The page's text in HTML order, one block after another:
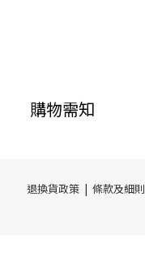
購物需知
退換貨政策 | 條款及細則